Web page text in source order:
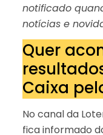
notificado
notícias e
Quer
Caixa
No canal da
fica informado